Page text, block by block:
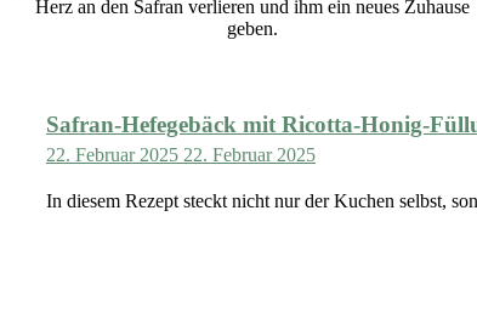
Herz an den Safran verlieren und ihm ein neues Zuhause
geben.
Safran-Hefegebäck mit Ricotta-Honig-
22. Februar 2025 22. Februar 2025
In diesem Rezept steckt nicht nur der Kuchen selbst,